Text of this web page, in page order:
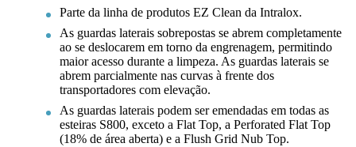
Parte da linha de produtos EZ Clean da Intralox.
As guardas laterais sobrepostas se abrem completamente
ao se deslocarem em torno da engrenagem, permitindo
maior acesso durante a limpeza. As guardas laterais se
abrem parcialmente nas curvas à frente dos
transportadores com elevação.
As guardas laterais podem ser emendadas em todas as
esteiras S800, exceto a Flat Top, a Perforated Flat Top
(18% de área aberta) e a Flush Grid Nub Top.